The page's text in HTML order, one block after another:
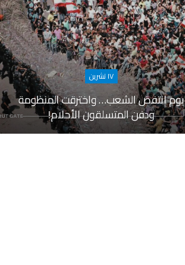
١٧ تشرين
يوم انتفض الشعب… واخترقت المنظومة
ودفن المتسلقون الأحلام!